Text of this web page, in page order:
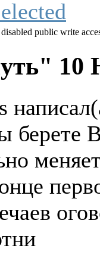
public write
10
берете